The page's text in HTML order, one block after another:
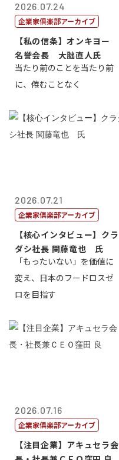
2026.07.24
企業家倶楽部アーカイブ
【私の信条】オンキヨー
名誉会長 大朏直人氏
当たり前のことを当たり前
に、倦むことなく
2026.07.21
企業家倶楽部アーカイブ
【核心インタビュー】クラ
ダシ社長 関藤竜也 氏
「もったいない」を価値に
変え、日本のフードロスゼ
ロを目指す
2026.07.16
企業家倶楽部アーカイブ
【注目企業】アキュセラ会